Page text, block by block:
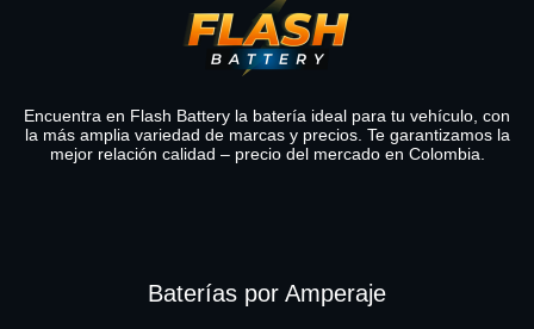
Encuentra en Flash Battery la batería ideal para tu vehículo, con
la más amplia variedad de marcas y precios. Te garantizamos la
mejor relación calidad – precio del mercado en Colombia.
Baterías por Amperaje